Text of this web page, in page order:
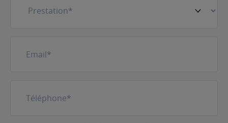
mail(Nécessaire)